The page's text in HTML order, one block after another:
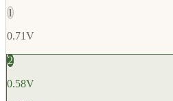
1
0.71V
2
0.58V